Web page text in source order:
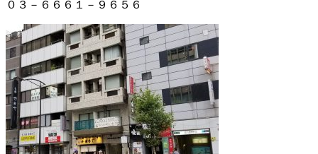
０３－６６６１－９６５６